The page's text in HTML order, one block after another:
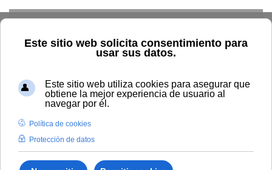
Home Profesorado Directorio profesor
Diego Munguía